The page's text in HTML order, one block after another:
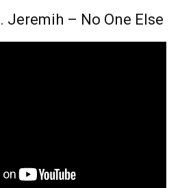
Jeremih – No One Else